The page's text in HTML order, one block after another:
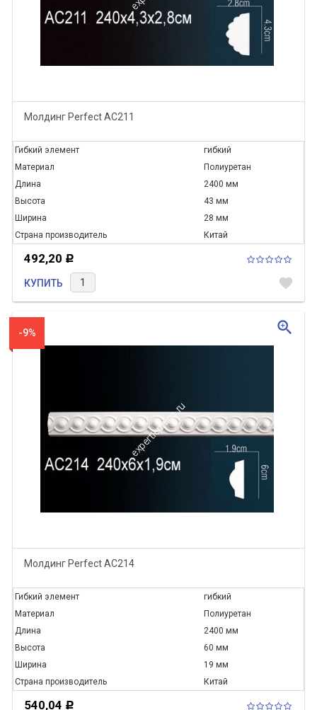
Молдинг Perfect AC211
Гибкий элемент
гибкий
Материал
Полиуретан
Длина
2400 мм
Высота
43 мм
Ширина
28 мм
Страна производитель
Китай
492,20 Р
КУПИТЬ favorite
-9%
Молдинг Perfect AC214
Гибкий элемент
гибкий
Материал
Полиуретан
Длина
2400 мм
Высота
60 мм
Ширина
19 мм
Страна производитель
Китай
540,04 Р
zoom_in